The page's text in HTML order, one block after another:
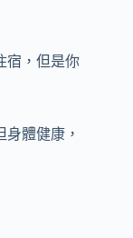
宿，但是你
體健康，